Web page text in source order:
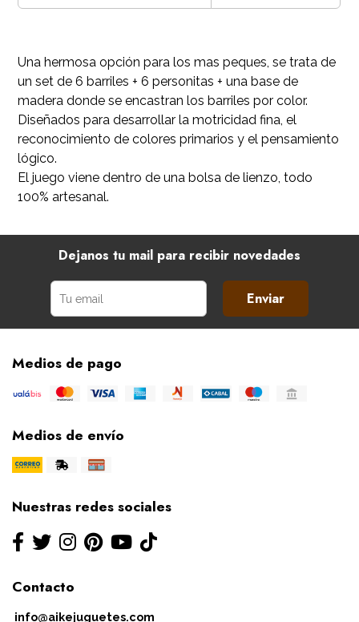
Una hermosa opción para los mas peques, se trata de
un set de 6 barriles + 6 personitas + una base de
madera donde se encastran los barriles por color.
Diseñados para desarrollar la motricidad fina, el
reconocimiento de colores primarios y el pensamiento
lógico.
El juego viene dentro de una bolsa de lienzo, todo
100% artesanal.
Dejanos tu mail para recibir novedades
Enviar
Medios de pago
Medios de envío
Nuestras redes sociales
Contacto
info@aikejuguetes.com